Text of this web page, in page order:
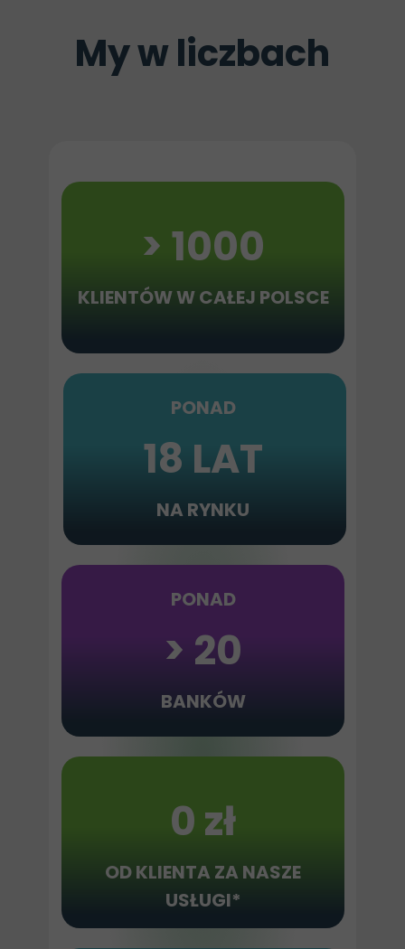
0 zł
OD KLIENTA ZA NASZE
USŁUGI*
PONAD
> 20
BANKÓW
PONAD
18 LAT
NA RYNKU
> 1000
KLIENTÓWW CAŁEJ POLSCE
My w liczbach